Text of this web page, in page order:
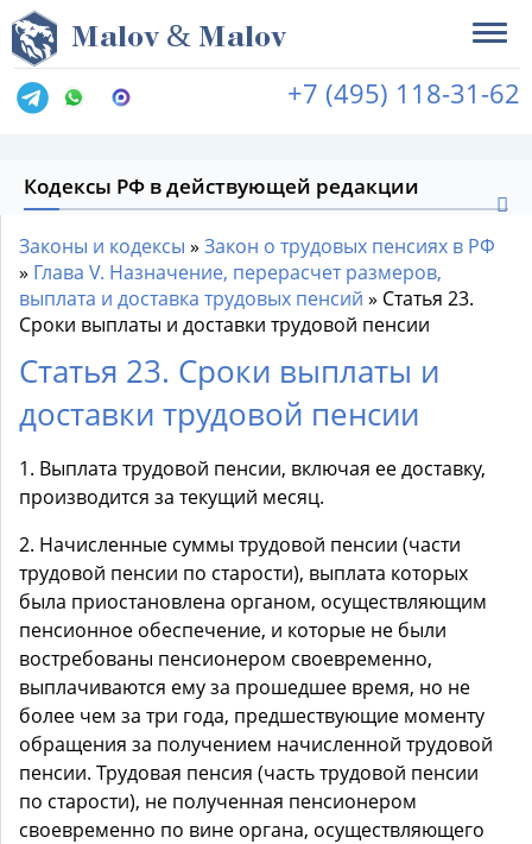
Malov & Malov
+7 (495) 118-31-62
Кодексы РФ в действующей редакции
Законы и кодексы » Закон о трудовых пенсиях в РФ
» Глава V. Назначение, перерасчет размеров,
выплата и доставка трудовых пенсий » Статья 23.
Сроки выплаты и доставки трудовой пенсии
Статья 23. Сроки выплаты и
доставки трудовой пенсии
1. Выплата трудовой пенсии, включая ее доставку,
производится за текущий месяц.
2. Начисленные суммы трудовой пенсии (части
трудовой пенсии по старости), выплата которых
была приостановлена органом, осуществляющим
пенсионное обеспечение, и которые не были
востребованы пенсионером своевременно,
выплачиваются ему за прошедшее время, но не
более чем за три года, предшествующие моменту
обращения за получением начисленной трудовой
пенсии. Трудовая пенсия (часть трудовой пенсии
по старости), не полученная пенсионером
своевременно по вине органа, осуществляющего